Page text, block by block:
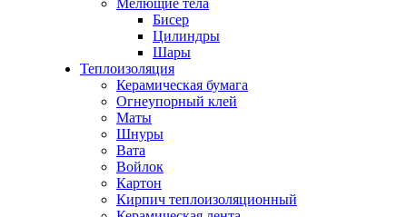
Мелющие тела
Бисер
Цилиндры
Шары
Теплоизоляция
Керамическая бумага
Огнеупорный клей
Маты
Шнуры
Вата
Войлок
Картон
Кирпич теплоизоляционный